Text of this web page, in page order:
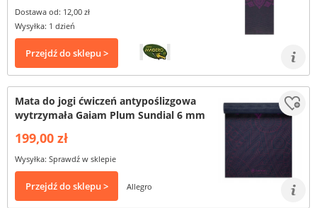
Dostawa od: 12,00 zł
Wysyłka: 1 dzień
Przejdź do sklepu >
Mata do jogi ćwiczeń antypoślizgowa
wytrzymała Gaiam Plum Sundial 6 mm
199,00 zł
Wysyłka: Sprawdź w sklepie
Przejdź do sklepu > Allegro